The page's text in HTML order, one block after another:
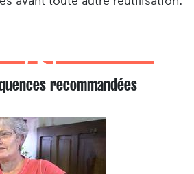
recommandées